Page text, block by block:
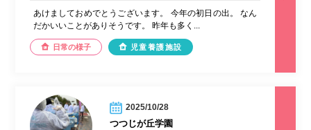
あけましておめでとうございます。 今年の初日の出。 なん
だかいいことがありそうです。 昨年も多く...
日常の様子 児童養護施設
2025/10/28
つつじが丘学園